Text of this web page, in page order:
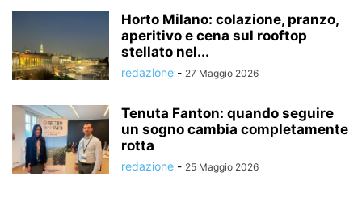
Horto Milano: colazione, pranzo,
aperitivo e cena sul rooftop
stellato nel...
redazione - 27 Maggio 2026
Tenuta Fanton: quando seguire
un sogno cambia completamente
rotta
redazione - 25 Maggio 2026